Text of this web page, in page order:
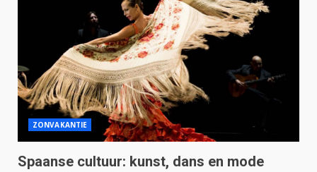
ZONVAKANTIE
Spaanse cultuur: kunst, dans en mode